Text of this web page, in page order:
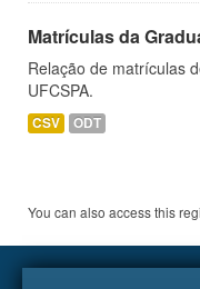
Matrículas da
Relação de matrículas
UFCSPA.
CSV ODT
You can also access this